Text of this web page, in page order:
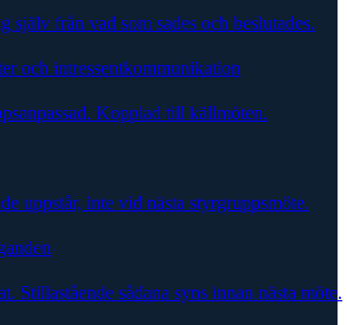
själv från vad som sades och beslutades.
och intressentkommunikation
Kopplad till källmöten.
uppstår, inte vid nästa styrgruppsmöte.
Stillastående sådana syns innan nästa möte.